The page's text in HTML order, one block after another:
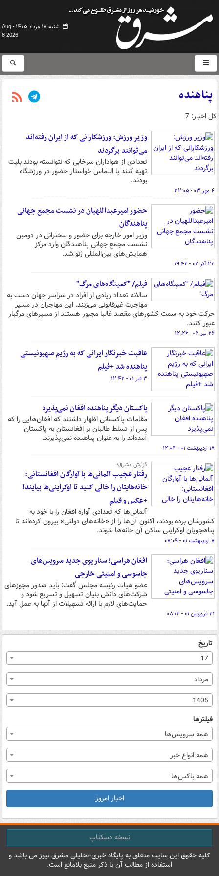
شنبه ۱۷ مرداد ۱۴۰۵ -
Aug
8 2026
پناهنده
کل اخبار: 7
وزیر ورزش: ورزشکارانی که از ایران رفته‌اند
می‌توانند برگردند
تعدادی از هواداران سرخابی که نتوانسته بودند بلیت
تهیه کنند با التماس خواستار حضور در ورزشگاه
بودند.
۴ مهر ۰۳ - ۲۲:۰۵
حضور امیرعبداللهیان در نشست مجمع جهانی
پناهندگان
وزیر امور خارجه برای حضور و سخنرانی در دومین
نشست مجمع جهانی پناهندگان وارد مرکز
همایش‌های بین‌المللی ژنو شد.
۲۲ آذر ۰۲ - ۱۹:۴۲
فیلم/ "کمینگاه‌های مرگ"
سالانه تعداد زیادی از افراد در سراسر جهان دست به
مهاجرت غیرقانونی می‌زنند. این مهاجران در مسیر
حرکت خود به سمت کشورهای مقصد غالبا مجبور هستند از مسیرهای مرگبار
عبور کنند.
۲۶ تیر ۰۲ - ۱۲:۲۶
عاقبت خبرنگار ایرانی که به رژیم صهیونیستی
پناهنده شد +فیلم
۳ تیر ۰۱ - ۱۲:۴۲
پاکستان دیگر پناهنده افغان‌ نمی‌پذیرد
مقامات پاکستانی اظهار داشتند که افغان‌هایی را که
پس از تسلط طالبان بر افغانستان به پاکستان
آمده‌اند را به عنوان پناهنده نمی‌پذیرند.
۱۸ اردیبهشت ۰۱ - ۱۲:۰۴
گزارش مشرق؛
رفتار عجیب آلمانی‌ها با آوارگان افغانستانی:
خانه‌هایتان را خالی کنید تا اوکراینی‌ها بیایند!
+عکس و فیلم
آلمانی‌ها که تعدادی آواره افغان را با خود به
کشورشان برده بودند، اکنون آن‌ها را از «خانه‌های دولتی» بیرون کرده‌اند تا
پناهجویان اوکراینی ساکن آن خانه‌ها شوند.
۷ اردیبهشت ۰۱ - ۰۷:۰۹
افغان هراسی؛ سناریوی جدید سرویس‌های
جاسوسی و امنیتی خارجی
عضو هیات رئیسه مجلس گفت: باید صدور مجوزهای
شرکت‌های دانش بنیان تسهیل و تسریع شود و
حمایت‌های لازم با ارائه تسهیلات از آنها به عمل آید.
۲۱ فروردین ۰۱ - ۰۸:۱۲
تاریخ
17
مرداد
1405
فیلترها
همه سرویس‌ها
همه انواع خبر
همه باکس‌ها
اخبار امروز
نسخه دسکتاپ
کليه حقوق اين سايت متعلق به پایگاه خبري-تحليلي مشرق نيوز می باشد و
استفاده از مطالب آن با ذکر منبع بلامانع است.